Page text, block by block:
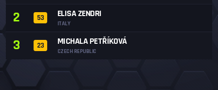
2 53 ELISA ZENDRI
ITALY
3 23 MICHALA PETŘÍKOVÁ
CZECH REPUBLIC